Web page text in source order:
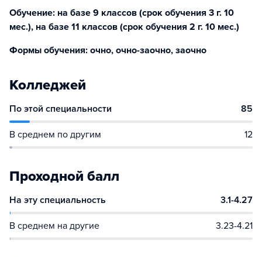
Обучение: на базе 9 классов (срок обучения 3 г. 10
мес.), на базе 11 классов (срок обучения 2 г. 10 мес.)
Формы обучения: очно, очно-заочно, заочно
Колледжей
По этой специальности 85
В среднем по другим 12
Проходной балл
На эту специальность 3.1-4.27
В среднем на другие 3.23-4.21